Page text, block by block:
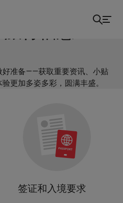
行信息
好准备——获取重要资讯、小贴
更加多姿多彩，圆满丰盛。
签证和入境要求